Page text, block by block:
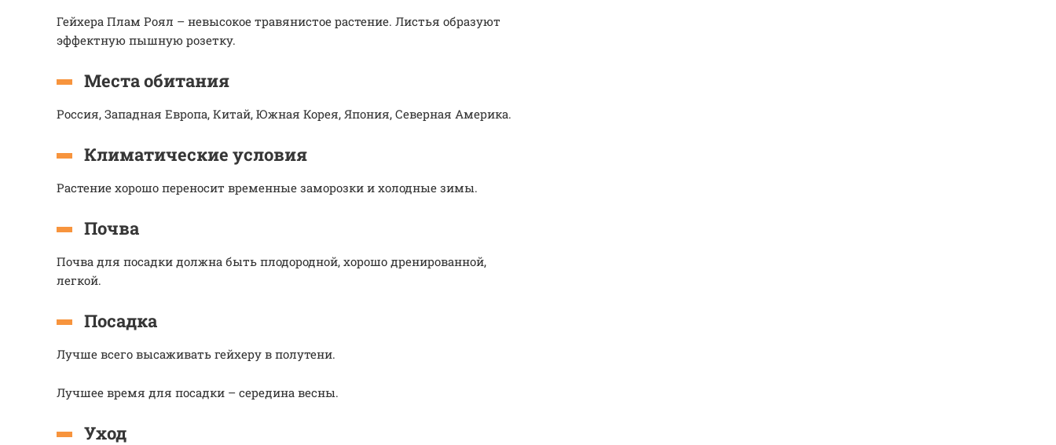
Гейхера Плам Роял – невысокое травянистое растение. Листья образуют
эффектную пышную розетку.
Места обитания
Россия, Западная Европа, Китай, Южная Корея, Япония, Северная Америка.
Климатические условия
Растение хорошо переносит временные заморозки и холодные зимы.
Почва
Почва для посадки должна быть плодородной, хорошо дренированной,
легкой.
Посадка
Лучше всего высаживать гейхеру в полутени.
Лучшее время для посадки – середина весны.
Уход